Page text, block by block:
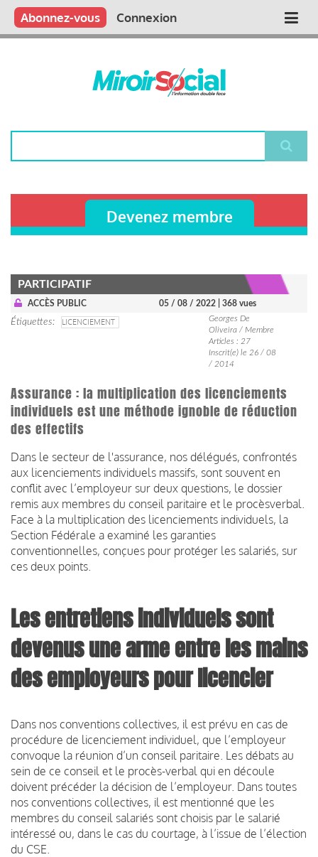
Aller
contenu
Main
Qui sommes nous ?
Vous publiez
Nous publions
Contactez-nous
Abonnez-vous Connexion
Devenez membre
PARTICIPATIF
ACCÈS PUBLIC 05 / 08 / 2022 | 368 vues
Étiquettes LICENCIEMENT
Georges De
Oliveira / Membre
Articles : 27
Inscrit(e) le 26 / 08
/ 2014
Assurance : la multiplication des licenciements
individuels est une méthode ignoble de réduction
des effectifs
Dans le secteur de l'assurance, nos délégués, confrontés
aux licenciements individuels massifs, sont souvent en
conflit avec l’employeur sur deux questions, le dossier
remis aux membres du conseil paritaire et le procèsverbal.
Face à la multiplication des licenciements individuels, la
Section Fédérale a examiné les garanties
conventionnelles, conçues pour protéger les salariés, sur
ces deux points.
Les entretiens individuels sont
devenus une arme entre les mains
des employeurs pour licencier
Dans nos conventions collectives, il est prévu en cas de
procédure de licenciement individuel, que l’employeur
convoque la réunion d’un conseil paritaire. Les débats au
sein de ce conseil et le procès-verbal qui en découle
doivent précéder la décision de l’employeur. Dans toutes
nos conventions collectives, il est mentionné que les
membres du conseil salariés sont choisis par le salarié
intéressé ou, dans le cas du courtage, à l’issue de l’élection
du CSE.